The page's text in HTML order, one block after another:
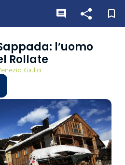
l’uomo
Rollate
Giulia